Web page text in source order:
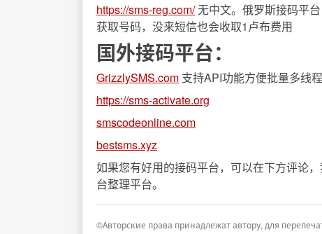
https://sms-reg.com/无中文。俄罗斯接码平台
获取号码，没来短信也会收取1卢布费用
国外接码平台：
GrizzlySMS.com 支持API功能方便批量多线
https://sms-activate.org
smscodeonline.com
bestsms.xyz
如果您有好用的接码平台，可以在下方评论
台整理平台。
©Авторские права принадлежат автору, для